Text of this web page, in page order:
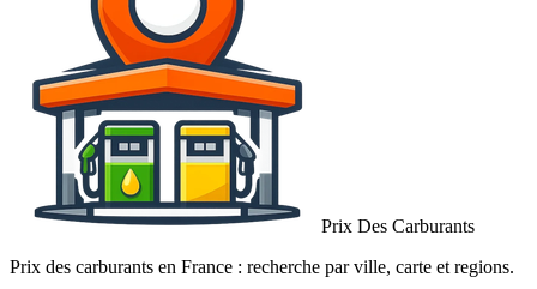
Prix Des Carburants
Prix des carburants en France : recherche par ville, carte et regions.